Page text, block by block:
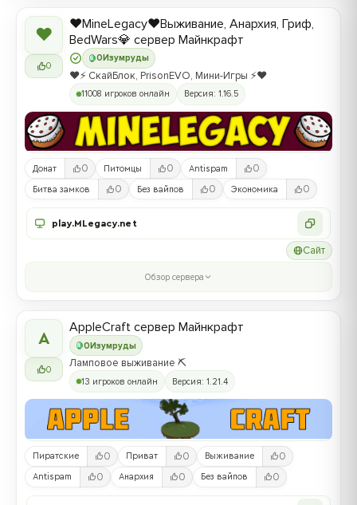
❤
0
0 Изумруды
❤️MineLegacy❤️Выживание, Анархия, Гриф,
BedWars💎 сервер Майнкрафт
❤️⚡️ СкайБлок, PrisonEVO, Мини-Игры ⚡️❤️
11008 игроков онлайн Версия: 1.16.5
Донат 0 Питомцы 0 Antispam 0
Битва замков 0 Без вайпов 0 Экономика 0
play.MLegacy.net
Сайт
Обзор сервера
A
0
0Изумруды
AppleCraft сервер Майнкрафт
Ламповое выживание ⛏️
13 игроков онлайн Версия: 1.21.4
Пиратские 0 Приват 0 Выживание 0
Antispam 0 Анархия 0 Без вайпов 0